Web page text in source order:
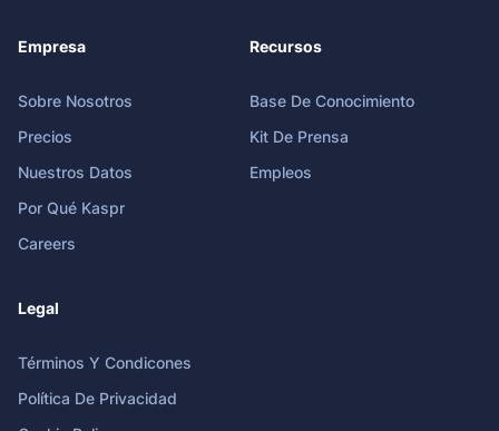
Empresa
Sobre Nosotros
Precios
Nuestros Datos
Por Qué Kaspr
Careers
Recursos
Base De Conocimiento
Kit De Prensa
Empleos
Legal
Términos Y Condicones
Política De Privacidad